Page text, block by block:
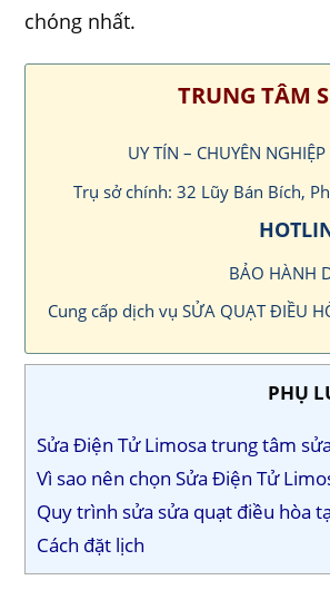
chóng nhất.
TRUNG TÂM
UY TÍN – CHUYÊN
Trụ sở chính: 32 Lũy Bán Bích,
BẢO HÀNH
Cung cấp dịch vụ SỬA QUẠT ĐIỀU
PHỤ
Sửa Điện Tử Limosa trung tâm
Vì sao nên chọn Sửa Điện Tử
Quy trình sửa sửa quạt điều hòa
Cách đặt lịch